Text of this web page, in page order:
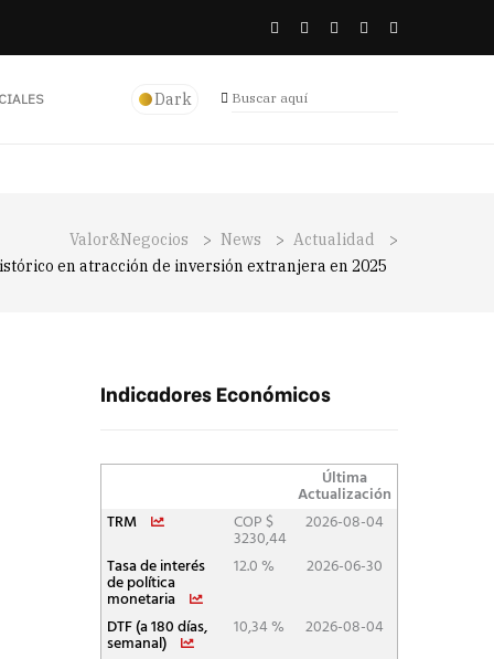
Dark
Valor&Negocios > News > Actualidad
>
en atracción de inversión extranjera en 2025
Indicadores Económicos